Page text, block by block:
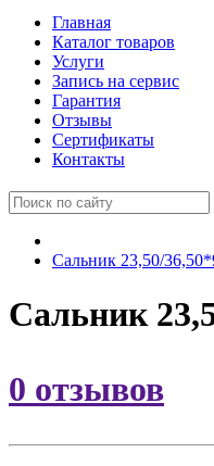
Главная
Каталог товаров
Услуги
Запись на сервис
Гарантия
Отзывы
Сертификаты
Контакты
Сальник 23,50/
Сальник
0 отзывов